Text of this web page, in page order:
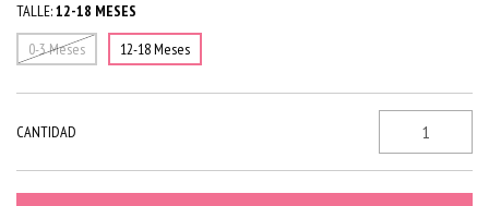
TALLE:12-18 MESES
0-3 Meses
12-18 Meses
CANTIDAD